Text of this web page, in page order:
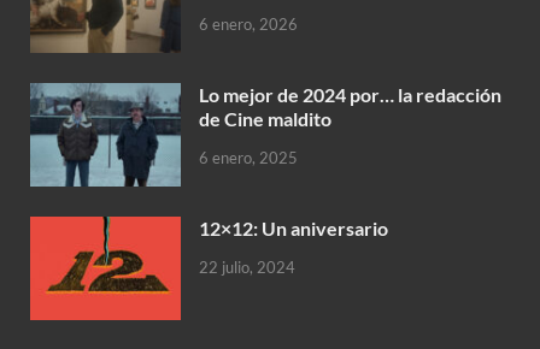
6 enero, 2026
Lo mejor de 2024 por… la redacción
de Cine maldito
6 enero, 2025
12×12: Un aniversario
22 julio, 2024